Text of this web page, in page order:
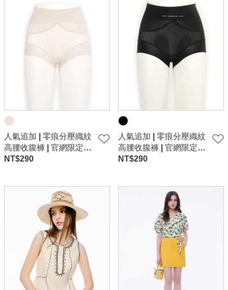
人氣追加 | 零痕分壓織紋
高腰收腹褲 | 官網限定-
灰
NT$290
人氣追加 | 零痕分壓織紋
高腰收腹褲 | 官網限定-
黑
NT$290